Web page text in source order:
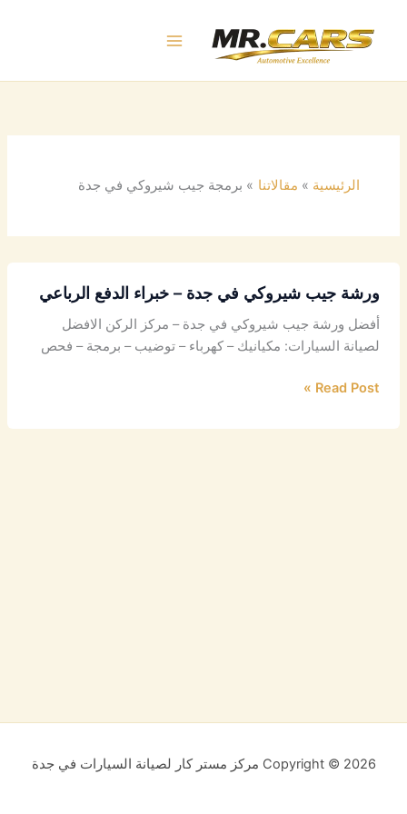
المحتوى
الرئيسية مقالاتنا برمجة جيب شيروكي في جدة
ورشة جيب شيروكي في جدة – خبراء الدفع الرباعي
أفضل ورشة جيب شيروكي في جدة – مركز الركن الافضل
لصيانة السيارات: مكيانيك – كهرباء – توضيب – برمجة – فحص
Read Post »
Copyright © 2026 مركز مستر كار لصيانة السيارات في جدة